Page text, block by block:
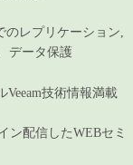
のレプリケーション,
データ保護
Veeam技術情報満載
ン配信したWEBセミ